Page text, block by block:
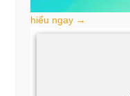
hiểu ngay →